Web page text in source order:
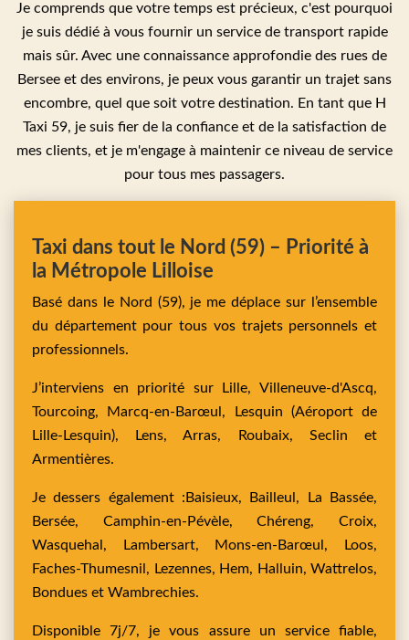
Je comprends que votre temps est précieux, c'est pourquoi
je suis dédié à vous fournir un service de transport rapide
mais sûr. Avec une connaissance approfondie des rues de
Bersee et des environs, je peux vous garantir un trajet sans
encombre, quel que soit votre destination. En tant que H
Taxi 59, je suis fier de la confiance et de la satisfaction de
mes clients, et je m'engage à maintenir ce niveau de service
pour tous mes passagers.
Taxi dans tout le Nord (59) – Priorité à
la Métropole Lilloise
Basé dans le Nord (59), je me déplace sur l’ensemble
du département pour tous vos trajets personnels et
professionnels.
J’interviens en priorité surLille,Villeneuve-d'Ascq,
Tourcoing,
Marcq-en-Barœul, Lesquin (Aéroport de
Lille-Lesquin), Lens,Arras, Roubaix, Seclin et
Armentières.
Je dessers également : Baisieux, Bailleul,
La Bassée,
Bersée, Camphin-en-Pévèle,Chéreng,Croix,
Wasquehal,
Lambersart, Mons-en-Barœul,
Loos,
Faches-Thumesnil, Lezennes, Hem, Halluin, Wattrelos,
Bondues et Wambrechies.
Disponible 7j/7, je vous assure un service fiable,